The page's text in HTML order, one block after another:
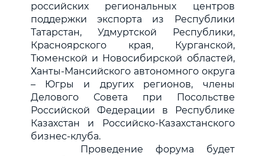
российских региональных центров
поддержки экспорта из Республики
Татарстан, Удмуртской Республики,
Красноярского края, Курганской,
Тюменской и Новосибирской областей,
Ханты-Мансийского автономного округа
– Югры и других регионов, члены
Делового Совета при Посольстве
Российской Федерации в Республике
Казахстан и Российско-Казахстанского
бизнес-клуба.
Проведение форума будет